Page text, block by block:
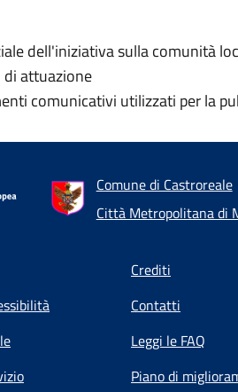
dell'iniziativa sulla comunità
di attuazione
comunicativi utilizzati per la
Comune di Castroreale
Città Metropolitana di
Crediti
Contatti
Leggi le FAQ
Piano di